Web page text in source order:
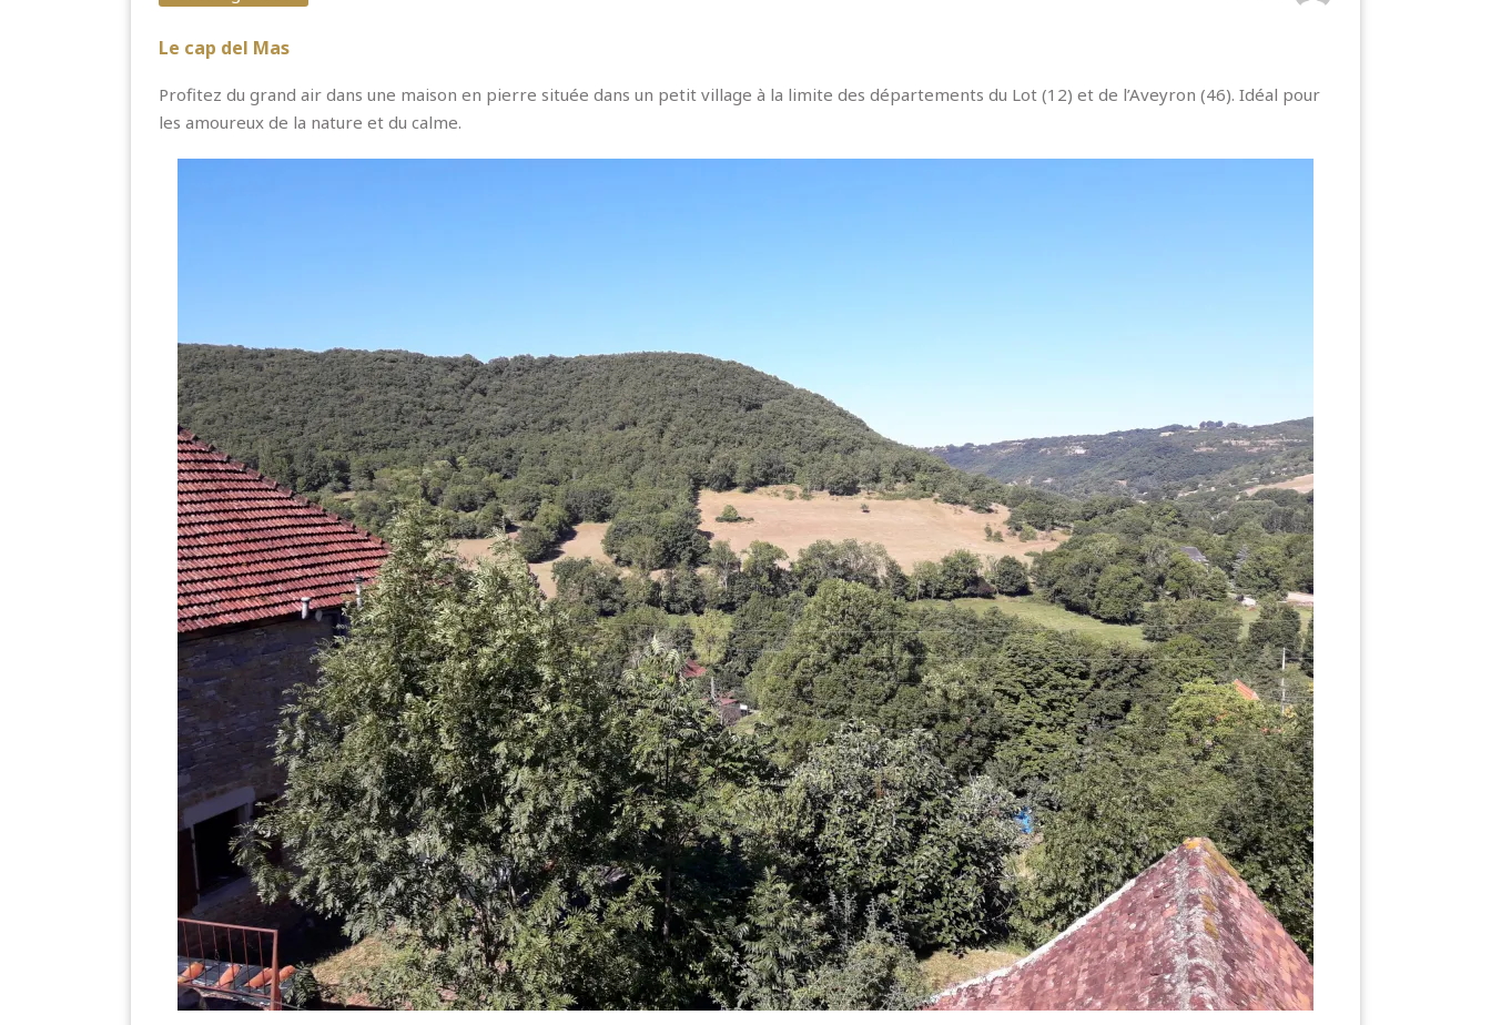
Le cap del Mas
Profitez du grand air dans une maison en pierre située dans un petit village à la limite des départements du Lot (12) et de l’Aveyron (46). Idéal pour
les amoureux de la nature et du calme.